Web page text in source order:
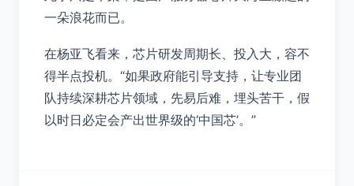
一朵浪花而已。
在杨亚飞看来，芯片研发周期长、投入大，容不
得半点投机。“如果政府能引导支持，让专业团
队持续深耕芯片领域，先易后难，埋头苦干，假
以时日必定会产出世界级的‘中国芯’。”